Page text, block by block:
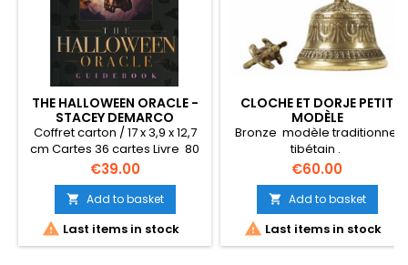
THE HALLOWEEN ORACLE -
STACEY DEMARCO
Coffret carton / 17 x 3,9 x 12,7
cm Cartes 36 cartes Livre 80
pages en Anglais Édition :
2015
Price
€39.00
 Add to basket
 Last items in stock
CLOCHE ET DORJE PETIT
MODÈLE
Bronze modèle traditionnel
tibétain .
Price
€60.00
 Add to basket
 Last items in stock